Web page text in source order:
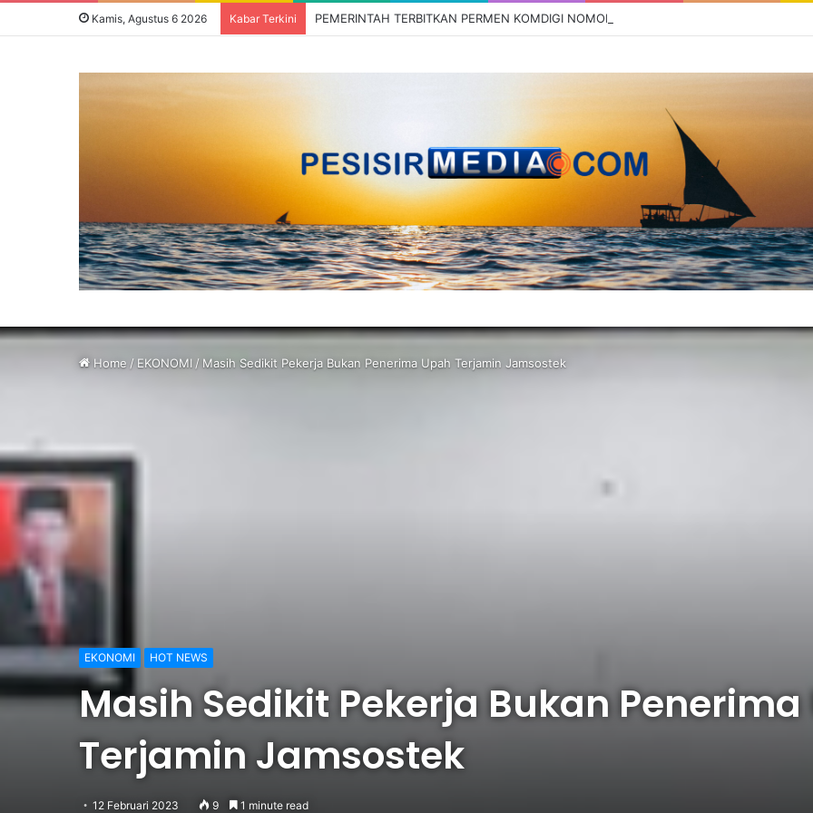
Kamis, Agustus 6 2026 Kabar Terkini
Home / EKONOMI / Masih Sedikit Pekerja Bukan Penerima Upah Terjamin Jamsostek
EKONOMI HOT NEWS
Masih Sedikit Pekerja Bukan Penerima
Terjamin Jamsostek
12 Februari 2023 9 1 minute read